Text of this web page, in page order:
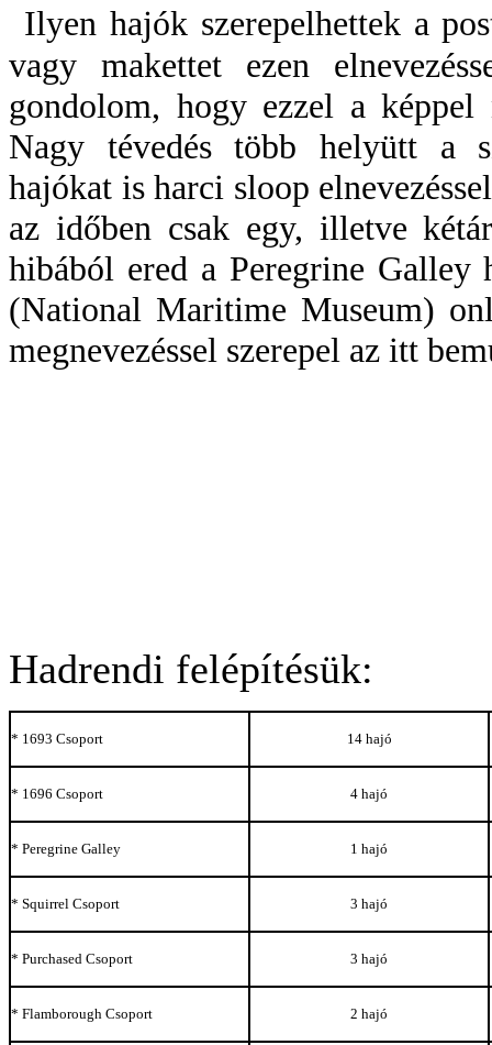
Ilyen hajók szerepelhettek a
vagy makettet ezen
gondolom, hogy ezzel a képpel
Nagy tévedés több helyütt a
hajókat is harci sloop
az időben csak egy, illetve
hibából ered a Peregrine
(National Maritime Museum)
megnevezéssel szerepel az itt
Hadrendi felépítésük:
* 1693 Csoport 14 hajó
* 1696 Csoport 4 hajó
* Peregrine Galley 1 hajó
* Squirrel Csoport 3 hajó
* Purchased Csoport 3 hajó
* Flamborough Csoport 2 hajó